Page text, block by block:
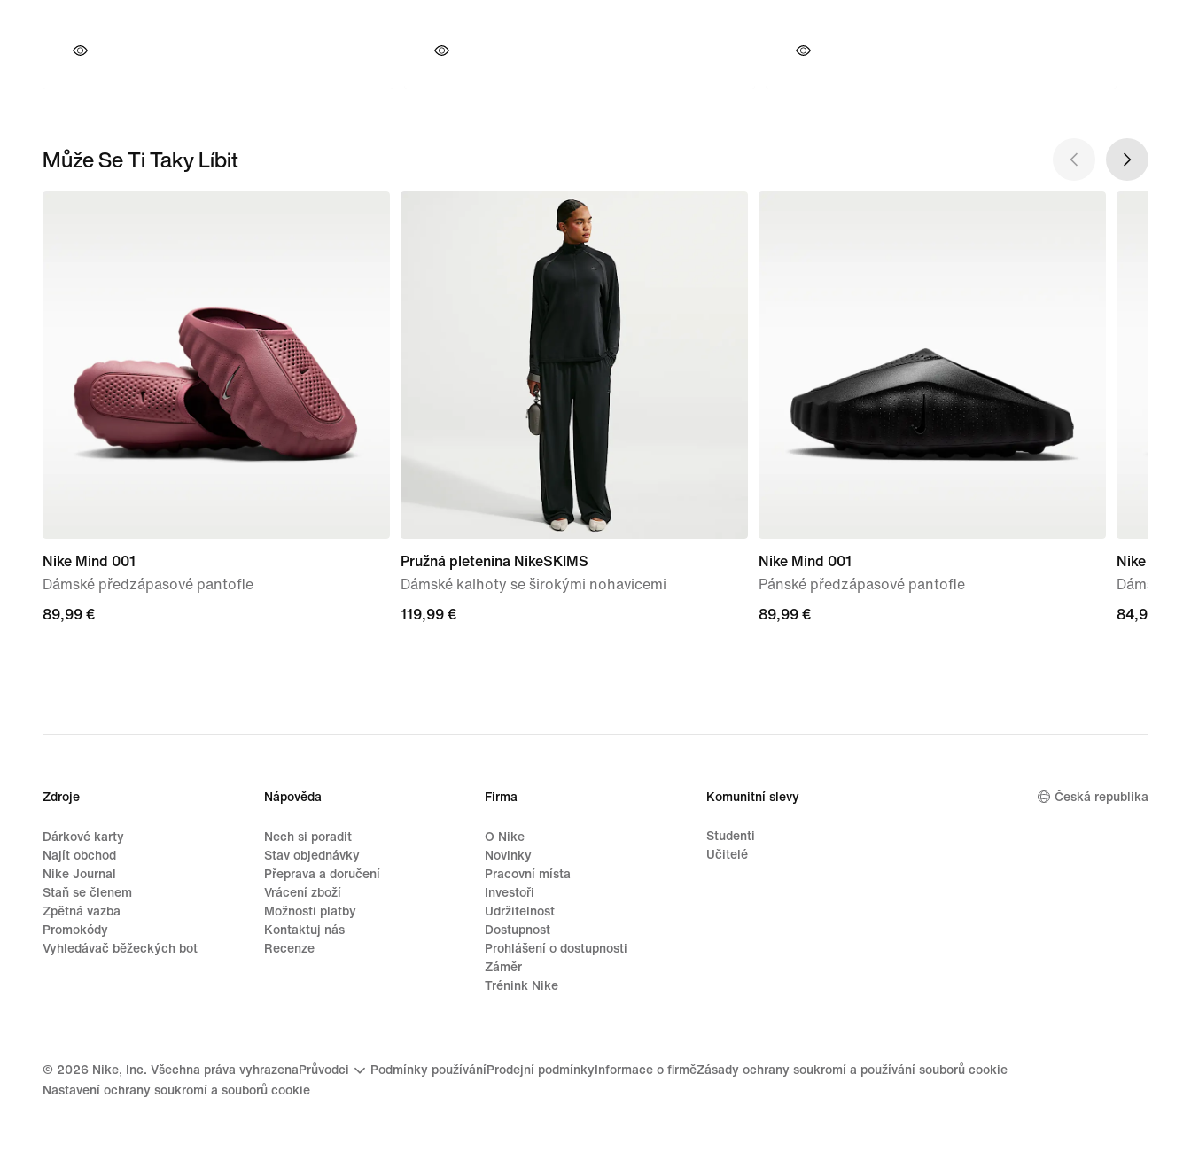
Může Se Ti Taky Líbit
Nike Mind 001
Dámské předzápasové pantofle
89,99 €
89,99 €
Pružná pletenina NikeSKIMS
Dámské kalhoty se širokými nohavicemi
119,99 €
119,99 €
Nike Mind 001
Pánské předzápasové pantofle
89,99 €
89,99 €
Nike
Dámské
84,99 €
84,99 €
Zdroje
Dárkové karty
Najít obchod
Nike Journal
Staň se členem
Zpětná vazba
Promokódy
Vyhledávač běžeckých bot
Nápověda
Nech si poradit
Stav objednávky
Přeprava a doručení
Vrácení zboží
Možnosti platby
Kontaktuj nás
Recenze
Firma
O Nike
Novinky
Pracovní místa
Investoři
Udržitelnost
Dostupnost
Prohlášení o dostupnosti
Záměr
Trénink Nike
Komunitní slevy
Studenti
Učitelé
Česká republika
© 2026 Nike, Inc. Všechna práva vyhrazena Průvodci Podmínky používání Prodejní podmínky Informace o firměZásady ochrany soukromí a používání souborů cookie
Nastavení ochrany soukromí a souborů cookie